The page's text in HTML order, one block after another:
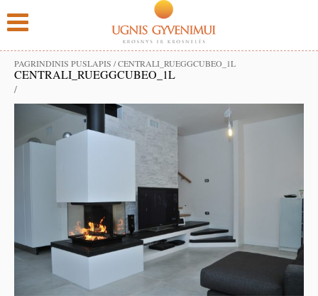
PAGRINDINIS PUSLAPIS /CENTRALI_RUEGGCUBEO_1L
CENTRALI_RUEGGCUBEO_1L
/